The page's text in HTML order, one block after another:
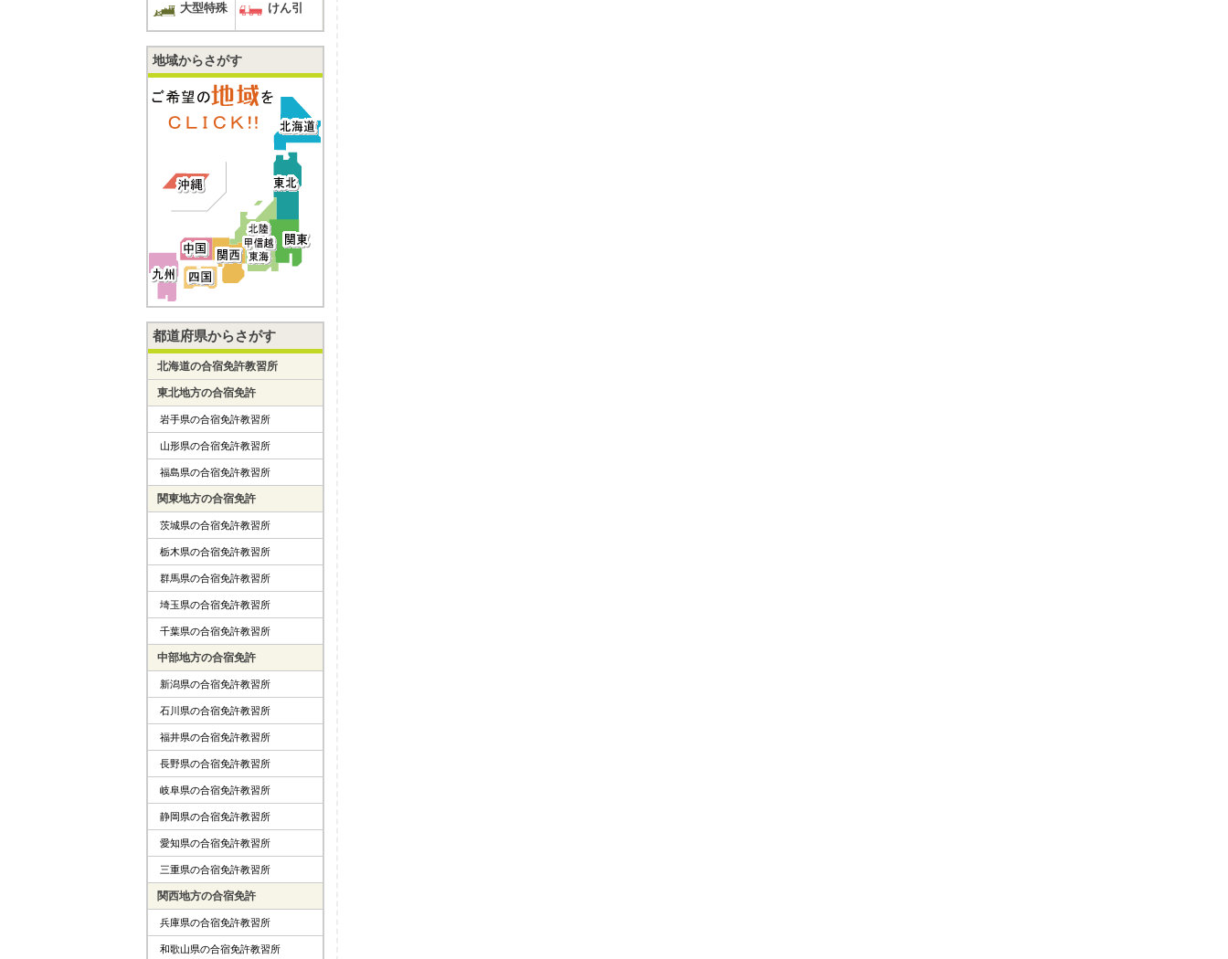
大型特殊 けん引
地域からさがす
都道府県からさがす
北海道の合宿免許教習所
東北地方の合宿免許
岩手県の合宿免許教習所
山形県の合宿免許教習所
福島県の合宿免許教習所
関東地方の合宿免許
茨城県の合宿免許教習所
栃木県の合宿免許教習所
群馬県の合宿免許教習所
埼玉県の合宿免許教習所
千葉県の合宿免許教習所
中部地方の合宿免許
新潟県の合宿免許教習所
石川県の合宿免許教習所
福井県の合宿免許教習所
長野県の合宿免許教習所
岐阜県の合宿免許教習所
静岡県の合宿免許教習所
愛知県の合宿免許教習所
三重県の合宿免許教習所
関西地方の合宿免許
兵庫県の合宿免許教習所
和歌山県の合宿免許教習所